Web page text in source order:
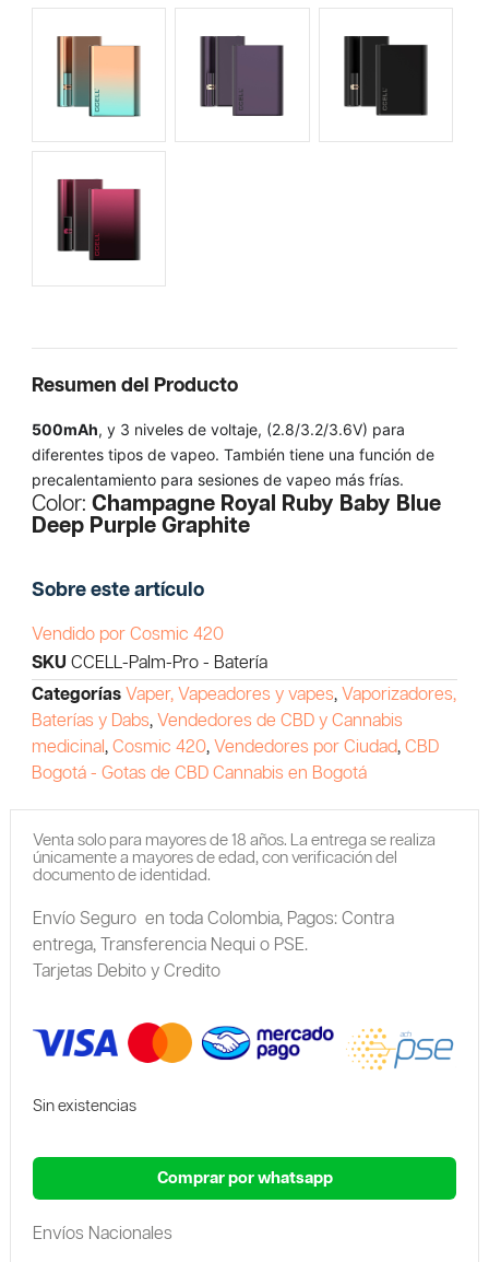
Resumen del Producto
500mAh, y 3 niveles de voltaje, (2.8/3.2/3.6V) para
diferentes tipos de vapeo. También tiene una función de
precalentamiento para sesiones de vapeo más frías.
Color: Champagne Royal Ruby Baby Blue
Deep Purple Graphite
Sobre este artículo
Vendido por Cosmic 420
SKU CCELL-Palm-Pro - Batería
Categorías Vaper, Vapeadores y vapes, Vaporizadores,
Baterías y Dabs, Vendedores de CBD y Cannabis
medicinal, Cosmic 420, Vendedores por Ciudad, CBD
Bogotá - Gotas de CBD Cannabis en Bogotá
Venta solo para mayores de 18 años. La entrega se realiza
únicamente a mayores de edad, con verificación del
documento de identidad.
Envío Seguro en toda Colombia, Pagos: Contra
entrega,
Transferencia Nequi o PSE.
Tarjetas Debito y Credito
Sin existencias
Comprar por whatsapp
Envíos Nacionales